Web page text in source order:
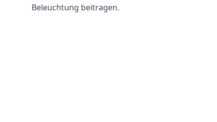
Beleuchtung beitragen.